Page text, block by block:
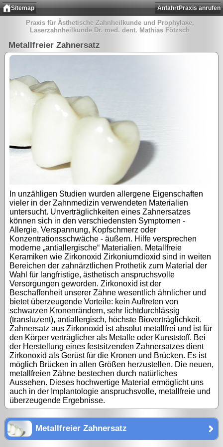
Sitemap Praxis anrufen
Anfahrt
Praxis für Ästhetische Zahnheilkunde und Prophylaxe,
Laserzahnheilkunde Dr. med. dent. Mathias Fötzsch
Metallfreier Zahnersatz
In unzähligen Studien wurden allergene Eigenschaften
vieler in der Zahnmedizin verwendeten Materialien
untersucht. Unverträglichkeiten eines Zahnersatzes
können sich in den verschiedensten Symptomen -
Allergie, Verspannung, Kopfschmerz oder
Konzentrationsschwäche - äußern. Hilfe versprechen
moderne „antiallergische“ Materialien. Metallfreie
Keramiken wie Zirkonoxid Zirkoniumdioxid sind in weiten
Bereichen der zahnärztlichen Prothetik zum Material der
Wahl für langfristige, ästhetisch anspruchsvolle
Versorgungen geworden. Zirkonoxid ist der
Beschaffenheit unserer Zähne wesentlich ähnlicher und
bietet überzeugende Vorteile: kein Auftreten von
schwarzen Kronenrändern, sehr lichtdurchlässig
(transluzent), antiallergisch, höchste Bioverträglichkeit.
Zahnersatz aus Zirkonoxid ist absolut metallfrei und ist für
den Körper verträglicher als Metalle oder Kunststoff. Bei
der Herstellung eines festsitzenden Zahnersatzes dient
Zirkonoxid als Gerüst für die Kronen und Brücken. Es ist
möglich Brücken in allen Größen herzustellen. Die neuen,
metallfreien Zähne bestechen durch natürliches
Aussehen. Dieses hochwertige Material ermöglicht uns
auch in der Implantologie anspruchsvolle, metallfreie und
überzeugende Ergebnisse.
Metallfreier Zahnersatz